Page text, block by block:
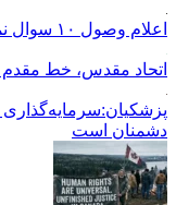
اعلام وصول ۱۰ سوال نمایندگان مجلس از وزرا
اتحاد مقدس، خط مقدم
پزشکیان:سرمایه‌گذاری
دشمنان است